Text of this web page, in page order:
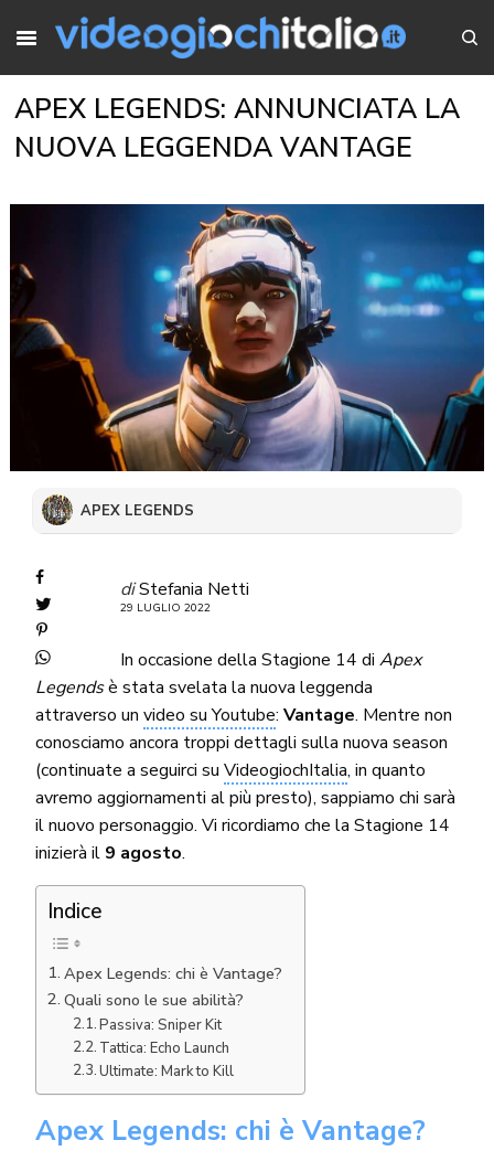
APEX LEGENDS: ANNUNCIATA LA
NUOVA LEGGENDA VANTAGE
APEX LEGENDS
diStefania Netti
29 LUGLIO 2022
In occasione della Stagione 14 di Apex
Legendsè stata svelata la nuova leggenda
attraverso un video su Youtube:Vantage. Mentre non
conosciamo ancora troppi dettagli sulla nuova season
(continuate a seguirci suVideogiochItalia, in quanto
avremo aggiornamenti al più presto), sappiamo chi sarà
il nuovo personaggio. Vi ricordiamo che la Stagione 14
inizierà il9 agosto.
Indice
Apex Legends: chi è Vantage?
Quali sono le sue abilità?
Passiva: Sniper Kit
Tattica: Echo Launch
Ultimate: Mark to Kill
Apex Legends: chi è Vantage?